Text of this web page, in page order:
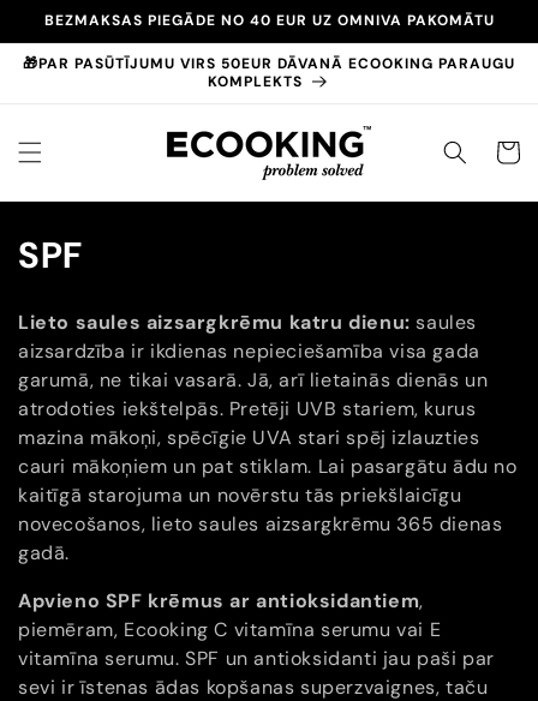
uz
saturu
BEZMAKSAS PIEGĀDE NO 40 EUR UZ OMNIVA PAKOMĀTU
🎁PAR PASŪTĪJUMU VIRS 50EUR DĀVANĀ ECOOKING PARAUGU
KOMPLEKTS
GROZS
K
l
e
k
c
i
j
a
:
SPF
Lieto saules aizsargkrēmu katru dienu: saules
aizsardzība ir ikdienas nepieciešamība visa gada
garumā, ne tikai vasarā. Jā, arī lietainās dienās un
atrodoties iekštelpās. Pretēji UVB stariem, kurus
mazina mākoņi, spēcīgie UVA stari spēj izlauzties
cauri mākoņiem un pat stiklam. Lai pasargātu ādu no
kaitīgā starojuma un novērstu tās priekšlaicīgu
novecošanos, lieto saules aizsargkrēmu 365 dienas
gadā.
Apvieno SPF krēmus ar antioksidantiem,
piemēram, Ecooking C vitamīna serumu vai E
vitamīna serumu.SPF un antioksidanti jau paši par
sevi ir īstenas ādas kopšanas superzvaignes, taču